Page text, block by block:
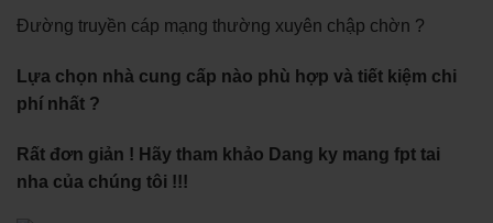
Đường truyền cáp mạng thường xuyên chập chờn ?
Lựa chọn nhà cung cấp nào phù hợp và tiết kiệm chi
phí nhất ?
Rất đơn giản ! Hãy tham khảo Dang ky mang fpt tai
nha của chúng tôi !!!